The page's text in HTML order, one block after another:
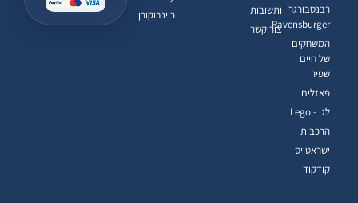
ריינבוקורן
רבנסבורגר
Ravensburger
המשחקים
של חיים
שפיר
פאזלים
לגו - Lego
הרכבות
ישראטויס
קודקוד
ותשובות
צור קשר